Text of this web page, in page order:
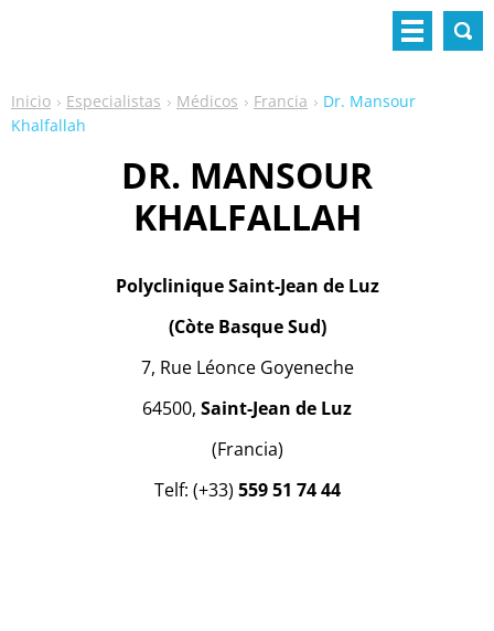
Inicio Especialistas Médicos Francia
Dr. Mansour
Khalfallah
DR. MANSOUR
KHALFALLAH
Polyclinique Saint-Jean de Luz
(Còte Basque Sud)
7, Rue Léonce Goyeneche
64500, Saint-Jean de Luz
(Francia)
Telf: (+33) 559 51 74 44